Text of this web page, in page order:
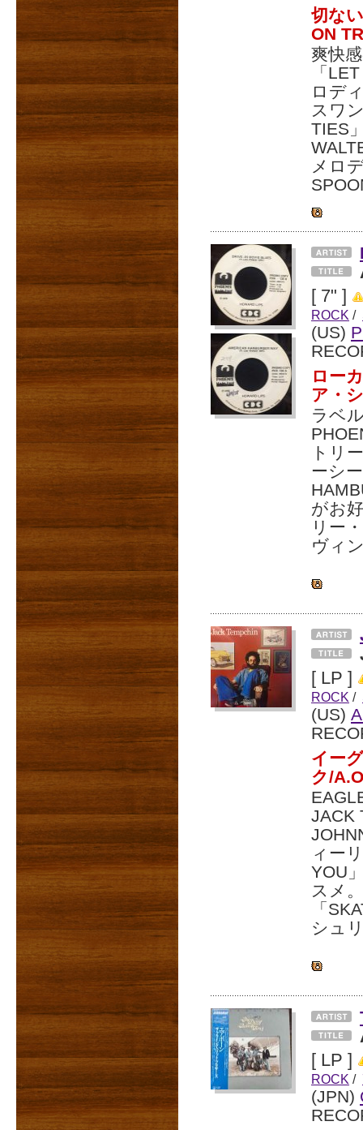
切な
ON
爽快
「
ロデ
スワ
TIES
メロ
[ 7" ]
ROCK /
(US)
ロー
ア・
ラベ
トリ
ーシ
がお
リー
ヴィ
[ LP ]
ROCK /
(US)
イー
ク/
JACK
ィー
YOU
スメ
「
シュ
[ LP ]
ROCK /
(JPN)